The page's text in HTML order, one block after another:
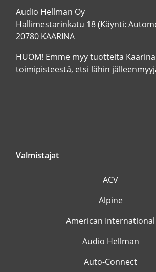
Audio Hellman Oy
Hallimestarinkatu 18 (Käynti:
20780 KAARINA
HUOM! Emme myy tuotteita
toimipisteestä, etsi lähin
Valmistajat
ACV
Alpine
American International
Audio Hellman
Auto-Connect